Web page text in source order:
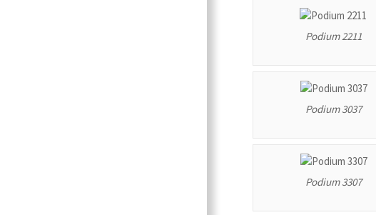
Podium 2211
Podium 3037
Podium 3307